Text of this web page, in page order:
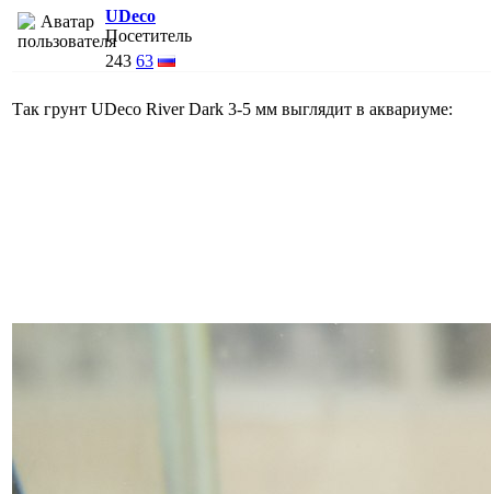
UDeco
Посетитель
243 63
Так грунт UDeco River Dark 3-5 мм выглядит в аквариуме: